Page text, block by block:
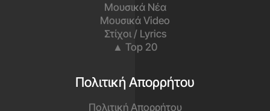
Μουσικά Νέα
Μουσικά Video
Στίχοι / Lyrics
▲ Top 20
Πολιτική Απορρήτου
Πολιτική Απορρήτου